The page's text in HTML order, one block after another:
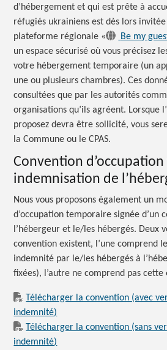
d’hébergement et qui est prête à
réfugiés ukrainiens est dès lors
plateforme régionale «
Be my
un espace sécurisé où vous précisez
votre hébergement temporaire (un
une ou plusieurs chambres). Ces
consultées que par les autorités
organisations qu’ils agréent. Lorsque
proposez devra être sollicité, vous
la Commune ou le CPAS.
Convention
indemnisation de
Nous vous proposons également un
d’occupation temporaire signée d’un
l’hébergeur et le/les hébergés. Deux
convention existent, l’une comprend
indemnité par le/les hébergés à
fixées), l’autre ne comprend pas cette
Télécharger la convention (avec
indemnité)
Télécharger la convention (sans
indemnité)